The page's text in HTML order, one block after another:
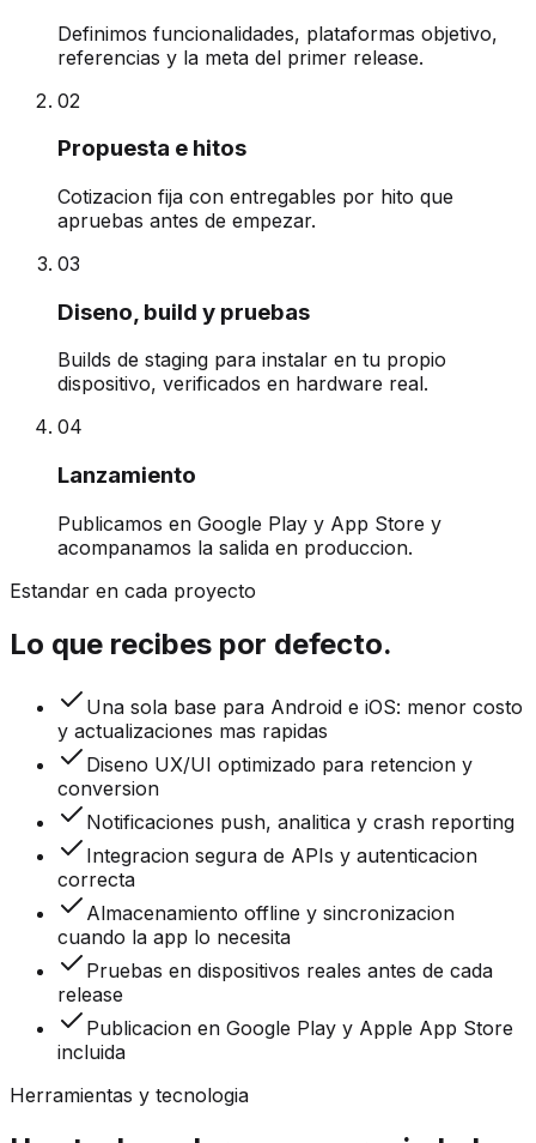
Definimos funcionalidades, plataformas objetivo,
referencias y la meta del primer release.
02
Propuesta e hitos
Cotizacion fija con entregables por hito que
apruebas antes de empezar.
03
Diseno, build y pruebas
Builds de staging para instalar en tu propio
dispositivo, verificados en hardware real.
04
Lanzamiento
Publicamos en Google Play y App Store y
acompanamos la salida en produccion.
Estandar en cada proyecto
Lo que recibes por defecto.
Una sola base para Android e iOS: menor costo
y actualizaciones mas rapidas
Diseno UX/UI optimizado para retencion y
conversion
Notificaciones push, analitica y crash reporting
Integracion segura de APIs y autenticacion
correcta
Almacenamiento offline y sincronizacion
cuando la app lo necesita
Pruebas en dispositivos reales antes de cada
release
Publicacion en Google Play y Apple App Store
incluida
Herramientas y tecnologia